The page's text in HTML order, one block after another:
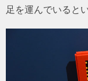
足を運んでいると